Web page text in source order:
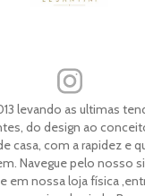
levando as ultimas
do design ao
casa, com a rapidez e
Navegue pelo nosso
em nossa loja física